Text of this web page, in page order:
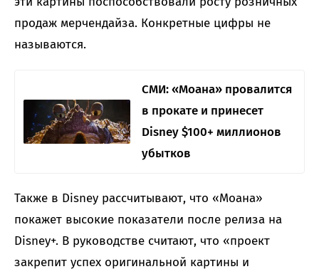
продаж мерчендайза. Конкретные цифры не
называются.
СМИ: «Моана» провалится
в прокате и принесет
Disney $100+ миллионов
убытков
Также в Disney рассчитывают, что «Моана»
покажет высокие показатели после релиза на
Disney+. В руководстве считают, что «проект
закрепит успех оригинальной картины и